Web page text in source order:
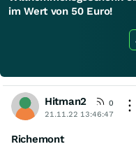
im Wert von 50 Euro!
Hitman2
0
21.11.22 13:46:47
Richemont